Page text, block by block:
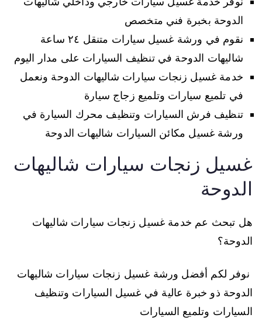
الدوحة بخبرة فني متخصص
نقوم في ورشة غسيل سيارات متنقل ٢٤ ساعة
شاليهات الدوحة في تنظيف السيارات على مدار اليوم
خدمة غسيل زنجات سيارات شاليهات الدوحة ونعمل
في تلميع سيارات وتلميع زجاج سيارة
تنظيف فرش السيارات وتنظيف محرك السيارة في
ورشة غسيل مكائن السيارات شاليهات الدوحة
غسيل زنجات سيارات شاليهات
الدوحة
هل تبحث عم خدمة غسيل زنجات سيارات شاليهات
الدوحة؟
نوفر لكم أفضل ورشة غسيل زنجات سيارات شاليهات
الدوحة ذو خبرة عالية في غسيل السيارات وتنظيف
السيارات وتلميع السيارات